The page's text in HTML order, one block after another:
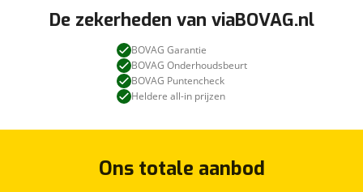
De zekerheden van viaBOVAG.nl
BOVAG Garantie
BOVAG Onderhoudsbeurt
BOVAG Puntencheck
Heldere all-in prijzen
Ons totale aanbod